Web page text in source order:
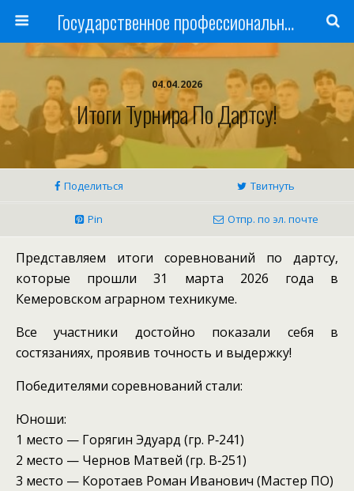
Государственное профессиональное образовательное учреждение
04.04.2026
Итоги Турнира По Дартсу!
Поделиться Твитнуть
Pin Отпр. по эл. почте
Представляем итоги соревнований по дартсу,
которые прошли 31 марта 2026 года в
Кемеровском аграрном техникуме.
Все участники достойно показали себя в
состязаниях, проявив точность и выдержку!
Победителями соревнований стали:
Юноши:
1 место — Горягин Эдуард (гр. Р‑241)
2 место — Чернов Матвей (гр. В‑251)
3 место — Коротаев Роман Иванович (Мастер ПО)